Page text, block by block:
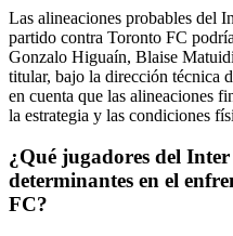
Las alineaciones probables del
partido contra Toronto FC
Gonzalo Higuaín, Blaise
titular, bajo la dirección técnica
en cuenta que las alineaciones
la estrategia y las condiciones
¿Qué jugadores del
determinantes en el
FC?